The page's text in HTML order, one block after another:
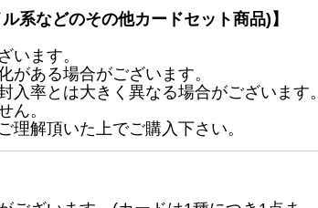
系などのその他カードセット商品)】
います。
がある場合がございます。
率とは大きく異なる場合がございます。
ん。
理解頂いた上でご購入下さい。